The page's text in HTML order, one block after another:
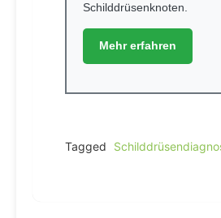
Schilddrüsenknoten.
Mehr erfahren
Tagged